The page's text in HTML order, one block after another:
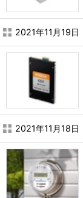
2021年11月19日
2021年11月18日